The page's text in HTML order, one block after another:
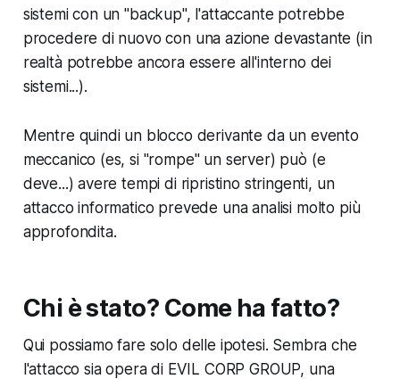
sistemi con un "backup", l'attaccante potrebbe
procedere di nuovo con una azione devastante (in
realtà potrebbe ancora essere all'interno dei
sistemi...).
Mentre quindi un blocco derivante da un evento
meccanico (es, si "rompe" un server) può (e
deve...) avere tempi di ripristino stringenti, un
attacco informatico prevede una analisi molto più
approfondita.
Chi è stato? Come ha fatto?
Qui possiamo fare solo delle ipotesi. Sembra che
l'attacco sia opera di EVIL CORP GROUP, una